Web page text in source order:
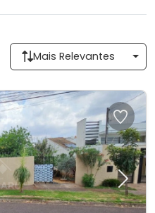
Mais Relevantes
Next